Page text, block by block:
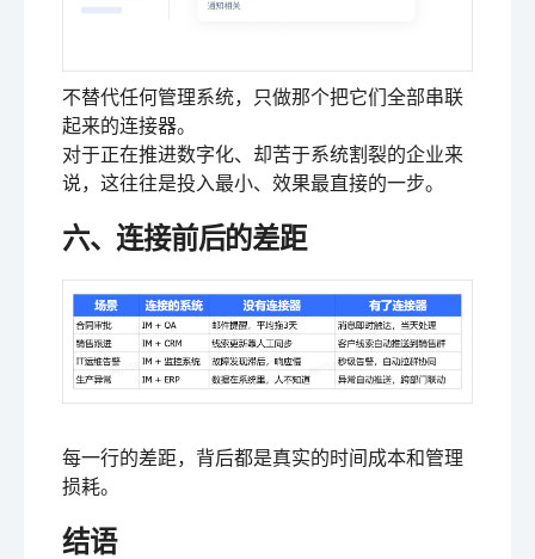
不替代任何管理系统，只做那个把它们全部串联
起来的连接器。
对于正在推进数字化、却苦于系统割裂的企业来
说，这往往是投入最小、效果最直接的一步。
六、连接前后的差距
每一行的差距，背后都是真实的时间成本和管理
损耗。
结语